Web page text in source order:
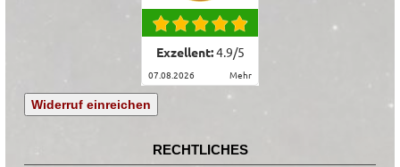
Exzellent:4.9/5
07.08.2026 mehr
Widerruf einreichen
RECHTLICHES